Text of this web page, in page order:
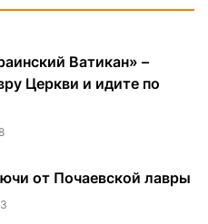
Ватикан» –
Церкви и идите по
от Почаевской лавры